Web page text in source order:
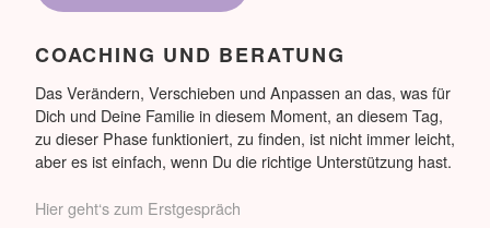
COACHING UND BERATUNG
Das Verändern, Verschieben und Anpassen an das, was für
Dich und Deine Familie in diesem Moment, an diesem Tag,
zu dieser Phase funktioniert, zu finden, ist nicht immer leicht,
aber es ist einfach, wenn Du die richtige Unterstützung hast.
Hier geht‘s zum Erstgespräch